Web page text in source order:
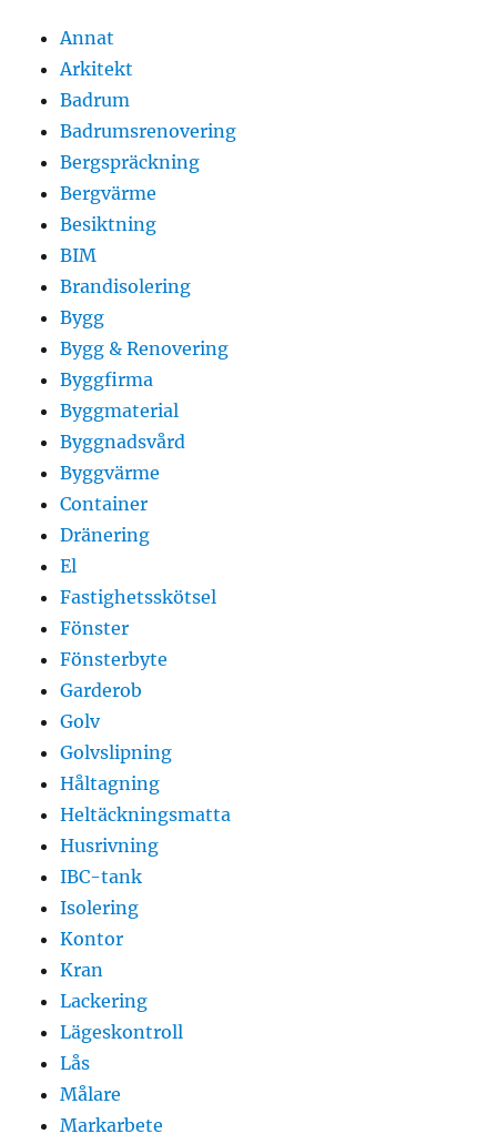
Annat
Arkitekt
Badrum
Badrumsrenovering
Bergspräckning
Bergvärme
Besiktning
BIM
Brandisolering
Bygg
Bygg & Renovering
Byggfirma
Byggmaterial
Byggnadsvård
Byggvärme
Container
Dränering
El
Fastighetsskötsel
Fönster
Fönsterbyte
Garderob
Golv
Golvslipning
Håltagning
Heltäckningsmatta
Husrivning
IBC-tank
Isolering
Kontor
Kran
Lackering
Lägeskontroll
Lås
Målare
Markarbete